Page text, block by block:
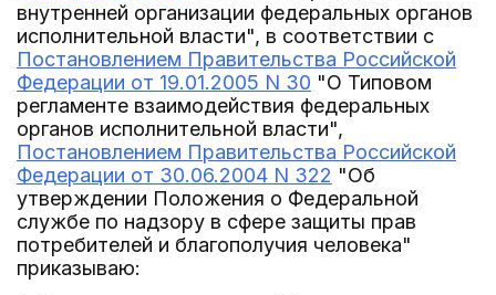
внутренней организации федеральных органов
исполнительной власти", в соответствии с
Постановлением Правительства Российской
Федерации от 19.01.2005 N 30 "О Типовом
регламенте взаимодействия федеральных
органов исполнительной власти",
Постановлением Правительства Российской
Федерации от 30.06.2004 N 322 "Об
утверждении Положения о Федеральной
службе по надзору в сфере защиты прав
потребителей и благополучия человека"
приказываю: